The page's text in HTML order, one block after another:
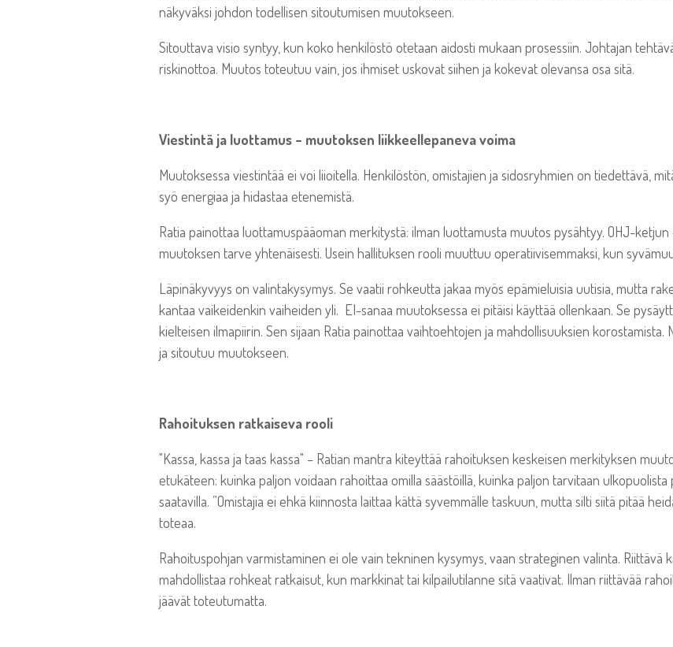
näkyväksi johdon todellisen sitoutumisen muutokseen.
Sitouttava visio syntyy, kun koko henkilöstö otetaan aidosti mukaan prosessiin. Johtajan
riskinottoa. Muutos toteutuu vain, jos ihmiset uskovat siihen ja kokevat olevansa osa sitä.
Viestintä ja luottamus – muutoksen liikkeellepaneva voima
Muutoksessa viestintää ei voi liioitella. Henkilöstön, omistajien ja sidosryhmien on tiedettävä,
syö energiaa ja hidastaa etenemistä.
Ratia painottaa luottamuspääoman merkitystä: ilman luottamusta muutos pysähtyy. OHJ-
muutoksen tarve yhtenäisesti. Usein hallituksen rooli muuttuu operatiivisemmaksi, kun
Läpinäkyvyys on valintakysymys. Se vaatii rohkeutta jakaa myös epämieluisia uutisia, mutta
kantaa vaikeidenkin vaiheiden yli. EI-sanaa muutoksessa ei pitäisi käyttää ollenkaan. Se
kielteisen ilmapiirin. Sen sijaan Ratia painottaa vaihtoehtojen ja mahdollisuuksien
ja sitoutuu muutokseen.
Rahoituksen ratkaiseva rooli
"Kassa, kassa ja taas kassa" – Ratian mantra kiteyttää rahoituksen keskeisen merkityksen
etukäteen: kuinka paljon voidaan rahoittaa omilla säästöillä, kuinka paljon tarvitaan ulkopuolista
saatavilla. ”Omistajia ei ehkä kiinnosta laittaa kättä syvemmälle taskuun, mutta silti siitä pitää
toteaa.
Rahoituspohjan varmistaminen ei ole vain tekninen kysymys, vaan strateginen valinta. Riittävä
mahdollistaa rohkeat ratkaisut, kun markkinat tai kilpailutilanne sitä vaativat. Ilman riittävää
jäävät toteutumatta.